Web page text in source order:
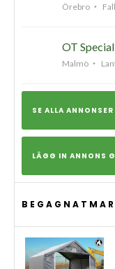
Örebro
OT
Malmö
SE ALLA ANNONSER
LÄGG IN ANNONS